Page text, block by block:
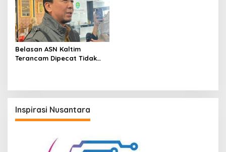
Belasan ASN Kaltim
Terancam Dipecat Tidak
Inspirasi Nusantara